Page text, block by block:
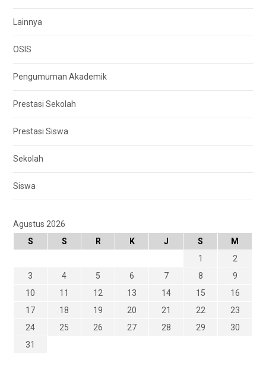
Lainnya
OSIS
Pengumuman Akademik
Prestasi Sekolah
Prestasi Siswa
Sekolah
Siswa
Agustus 2026
S
S R K J S
M
1
2
3
4 5 6 7 8
9
10
11 12 13 14 15
16
17
18 19 20 21 22
23
24
25 26 27 28 29
30
31